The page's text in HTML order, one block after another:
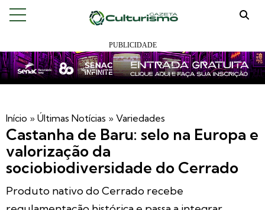
Início » Últimas Notícias » Variedades
Castanha de Baru: selo na Europa e
valorização da
sociobiodiversidade do Cerrado
Produto nativo do Cerrado recebe